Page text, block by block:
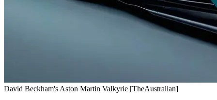
David Beckham's Aston Martin Valkyrie [TheAustralian]